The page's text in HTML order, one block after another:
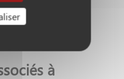
chaque version dans les
les sur votre cuvette. Vous
à